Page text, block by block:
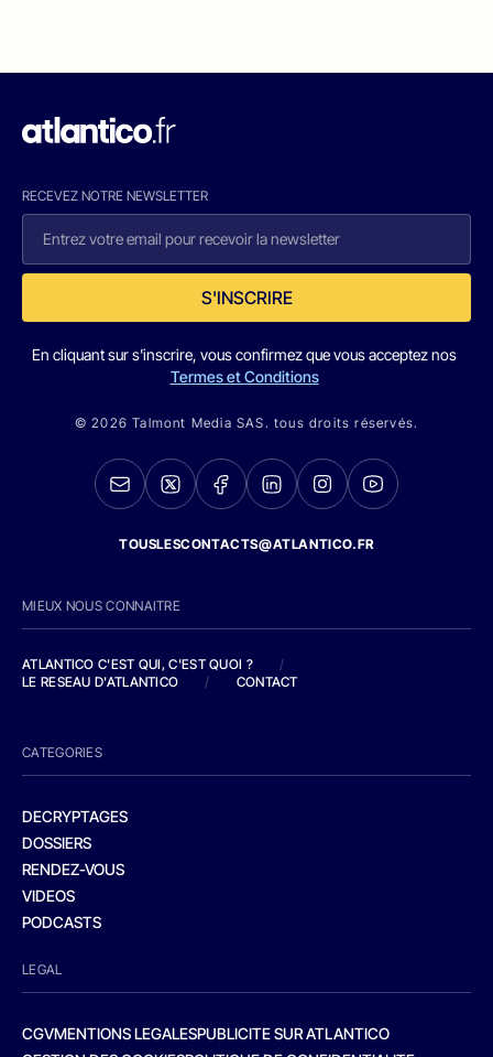
RECEVEZ NOTRE NEWSLETTER
S'INSCRIRE
En cliquant sur s'inscrire, vous confirmez que vous acceptez nos
Termes et Conditions
© 2026 Talmont Media SAS. tous droits réservés.
TOUSLESCONTACTS@ATLANTICO.FR
MIEUX NOUS CONNAITRE
ATLANTICO C'EST QUI, C'EST QUOI ?
/
LE RESEAU D'ATLANTICO
/ CONTACT
CATEGORIES
DECRYPTAGES
DOSSIERS
RENDEZ-VOUS
VIDEOS
PODCASTS
LEGAL
CGVMENTIONS LEGALESPUBLICITE SUR ATLANTICO